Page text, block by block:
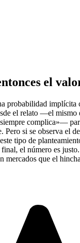
el
probabilidad implícita
el relato —el mismo
complica»—
Pero si se observa el
tipo de
el número es
mercados que el